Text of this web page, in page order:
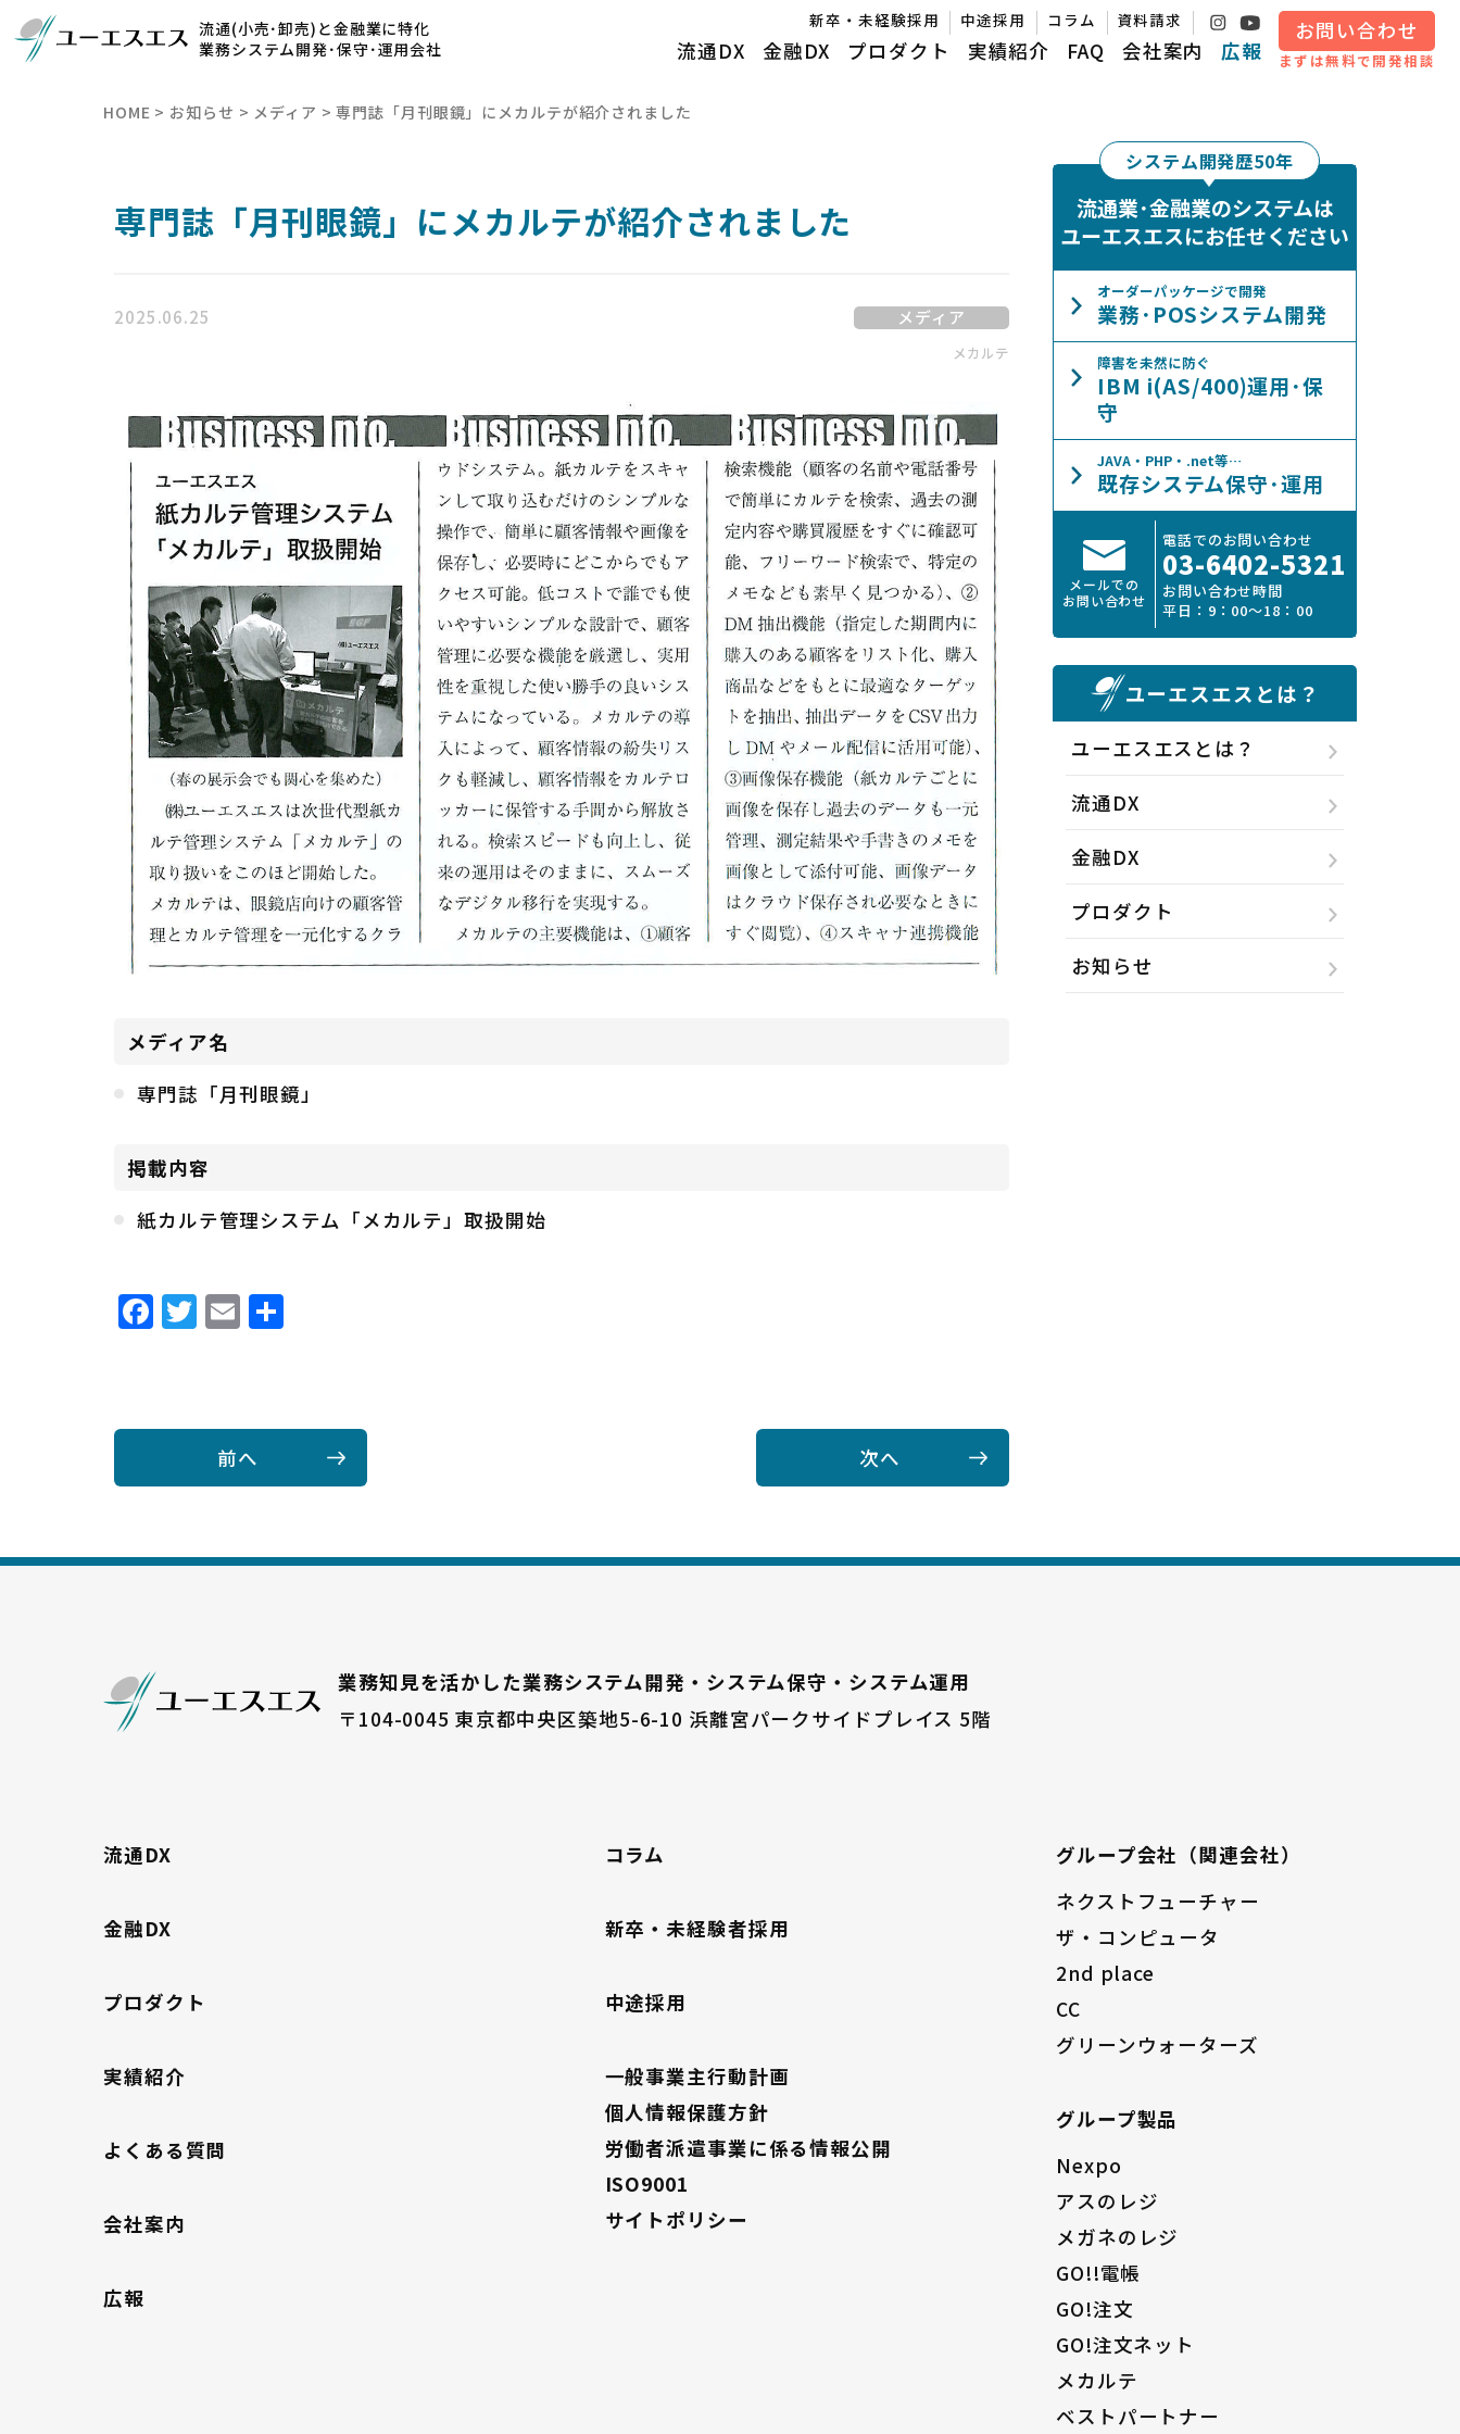
流通(小売･卸売)と金融業に特化
業務システム開発･保守･運用会社
新卒・未経験採用 中途採用 コラム 資料請求
流通DX 金融DX プロダクト 実績紹介 FAQ 会社案内 広報
お問い合わせ
まずは無料で開発相談
HOME > お知らせ > メディア >専門誌「月刊眼鏡」にメカルテが紹介されました
専門誌「月刊眼鏡」にメカルテが紹介されました
2025.06.25 メディア
メカルテ
メディア名
専門誌「月刊眼鏡」
掲載内容
紙カルテ管理システム「メカルテ」取扱開始
Facebook
Twitter
Email
前へ 次へ
システム開発歴50年
流通業･金融業のシステムは
ユーエスエスにお任せください
オーダーパッケージで開発
業務･POSシステム開発
障害を未然に防ぐ
IBM i(AS/400)運用･保
守
JAVA・PHP・.net等…
既存システム保守･運用
メールでの
お問い合わせ
電話でのお問い合わせ
03-6402-5321
お問い合わせ時間
平日：9：00～18：00
ユーエスエスとは？
ユーエスエスとは？
流通DX
金融DX
プロダクト
お知らせ
業務知見を活かした業務システム開発・システム保守・システム運用
〒104-0045 東京都中央区築地5-6-10 浜離宮パークサイドプレイス 5階
流通DX
金融DX
プロダクト
実績紹介
よくある質問
会社案内
広報
コラム
新卒・未経験者採用
中途採用
一般事業主行動計画
個人情報保護方針
労働者派遣事業に係る情報公開
ISO9001
サイトポリシー
グループ会社（関連会社）
ネクストフューチャー
ザ・コンピュータ
2nd place
CC
グリーンウォーターズ
グループ製品
Nexpo
アスのレジ
メガネのレジ
GO!!電帳
GO!注文
GO!注文ネット
メカルテ
ベストパートナー